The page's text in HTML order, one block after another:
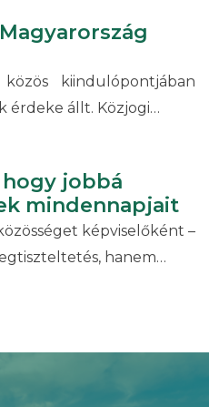
kiindulópontjában
érdeke állt. Közjogi…
jobbá
mindennapjait
képviselőként –
hanem…